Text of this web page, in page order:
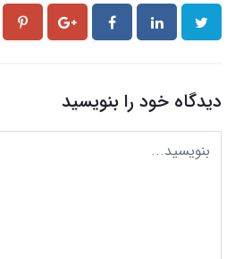
دیدگاه خود را بنویسید